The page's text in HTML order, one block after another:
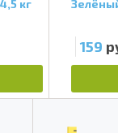
кг
159